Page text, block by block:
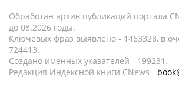
Обработан архив публикаций портала
до 08.2026 годы.
Ключевых фраз выявлено - 1463328, в
724413.
Создано именных указателей - 199231.
Редакция Индексной книги CNews -